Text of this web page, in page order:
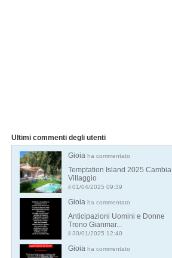
Ultimi commenti degli utenti
Gioia ha commentato
Temptation Island 2025 Cambia
Villaggio
il 01/04/2025 09:39
Gioia ha commentato
Anticipazioni Uomini e Donne
Trono Gianmar...
il 30/01/2025 12:40
Gioia ha commentato